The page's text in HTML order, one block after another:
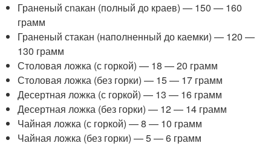
Граненый сnакан (полный до краев) — 150 — 160
грамм
Граненый стакан (наполненный до каемки) — 120 —
130 грамм
Столовая ложка (с горкой) — 18 — 20 грамм
Столовая ложка (без горки) — 15 — 17 грамм
Десертная ложка (с горкой) — 13 — 16 грамм
Десертная ложка (без горки) — 12 — 14 грамм
Чайная ложка (с горкой) — 8 — 10 грамм
Чайная ложка (без горки) — 5 — 6 грамм